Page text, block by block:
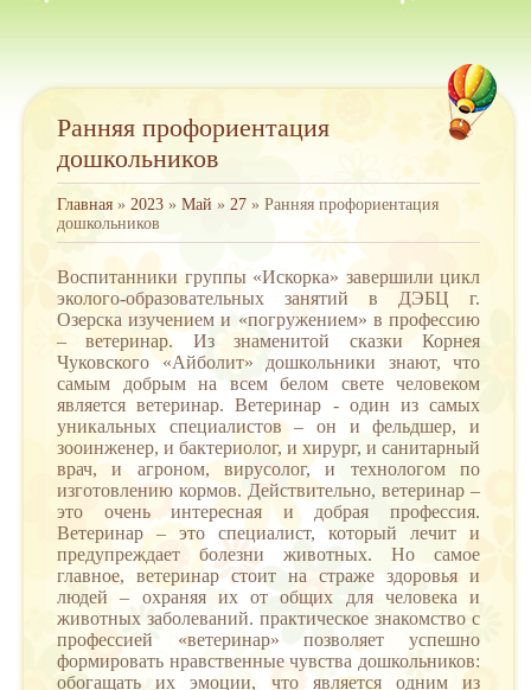
Ранняя профориентация
дошкольников
Главная » 2023 » Май » 27 » Ранняя профориентация
дошкольников
Воспитанники группы «Искорка» завершили цикл
эколого-образовательных занятий в ДЭБЦ г.
Озерска изучением и «погружением» в профессию
– ветеринар. Из знаменитой сказки Корнея
Чуковского «Айболит» дошкольники знают, что
самым добрым на всем белом свете человеком
является ветеринар. Ветеринар - один из самых
уникальных специалистов – он и фельдшер, и
зооинженер, и бактериолог, и хирург, и санитарный
врач, и агроном, вирусолог, и технологом по
изготовлению кормов. Действительно, ветеринар –
это очень интересная и добрая профессия.
Ветеринар – это специалист, который лечит и
предупреждает болезни животных. Но самое
главное, ветеринар стоит на страже здоровья и
людей – охраняя их от общих для человека и
животных заболеваний. практическое знакомство с
профессией «ветеринар» позволяет успешно
формировать нравственные чувства дошкольников:
обогащать их эмоции, что является одним из